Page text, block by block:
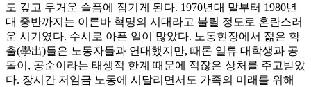
도 깊고 무거운 슬픔에 잠기게 된다. 1970년대 말부터 1980년
대 중반까지는 이른바 혁명의 시대라고 불릴 정도로 혼란스러
운 시기였다. 수시로 아픈 일이 많았다. 노동현장에서 젊은 학
출(學出)들은 노동자들과 연대했지만, 때론 일류 대학생과 공
돌이, 공순이라는 태생적 한계 때문에 적잖은 상처를 주고받았
다. 장시간 저임금 노동에 시달리면서도 가족의 미래를 위해